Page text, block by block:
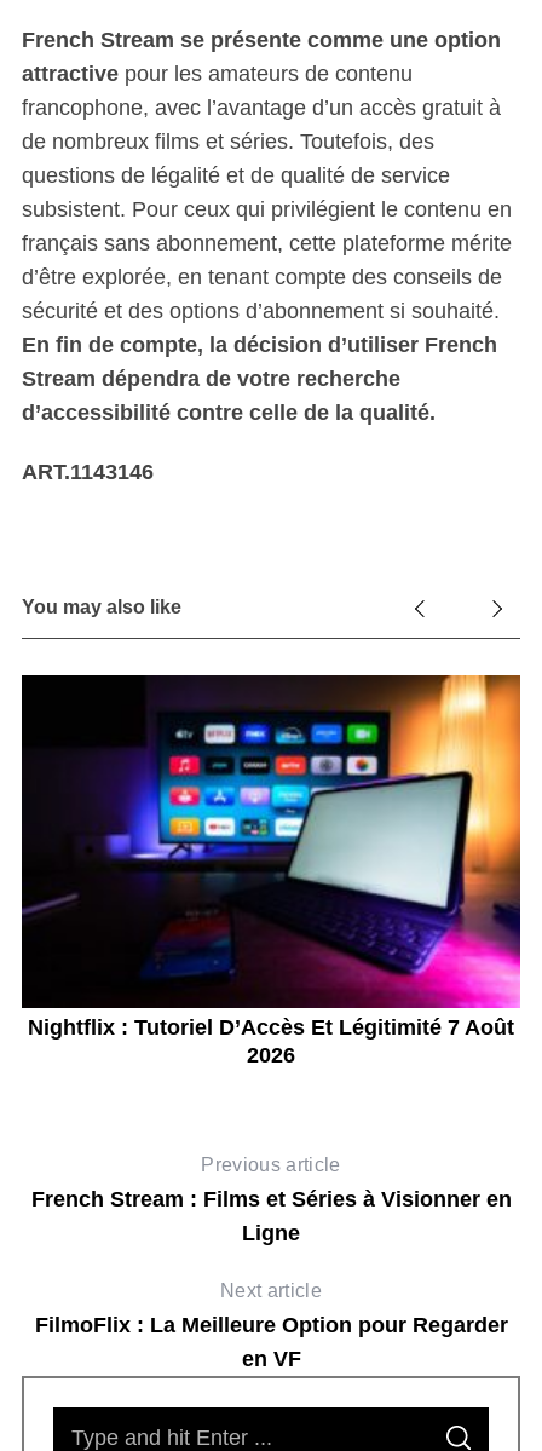
French Stream se présente comme une option
attractivepour les amateurs de contenu
francophone, avec l’avantage d’un accès gratuit à
de nombreux films et séries. Toutefois, des
questions de légalité et de qualité de service
subsistent. Pour ceux qui privilégient le contenu en
français sans abonnement, cette plateforme mérite
d’être explorée, en tenant compte des conseils de
sécurité et des options d’abonnement si souhaité.
En fin de compte, la décision d’utiliser French
Stream dépendra de votre recherche
d’accessibilité contre celle de la qualité.
ART.1143146
You may also like
Nightflix : Tutoriel D’Accès Et Légitimité 7 Août
2026
Previous article
French Stream : Films et Séries à Visionner en
Ligne
Next article
FilmoFlix : La Meilleure Option pour Regarder
en VF
S